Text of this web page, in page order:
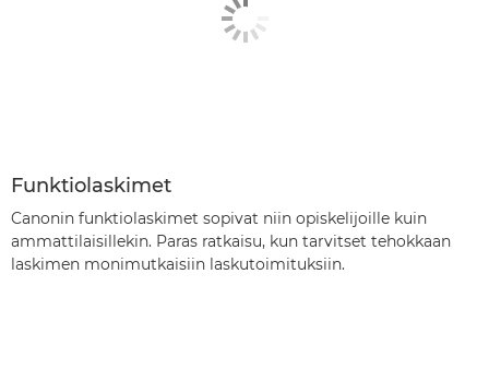
Funktiolaskimet
Canonin funktiolaskimet sopivat niin opiskelijoille kuin
ammattilaisillekin. Paras ratkaisu, kun tarvitset tehokkaan
laskimen monimutkaisiin laskutoimituksiin.